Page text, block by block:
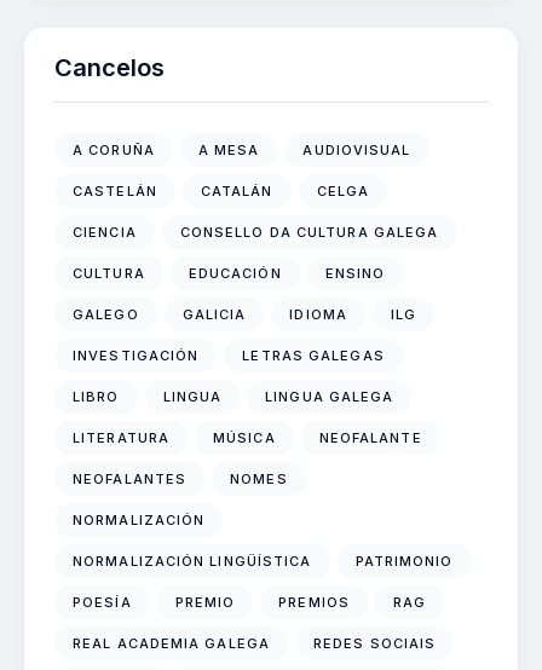
Cancelos
A CORUÑA A MESA AUDIOVISUAL
CASTELÁN CATALÁN CELGA
CIENCIA CONSELLO DA CULTURA GALEGA
CULTURA EDUCACIÓN ENSINO
GALEGO GALICIA IDIOMA ILG
INVESTIGACIÓN LETRAS GALEGAS
LIBRO LINGUA LINGUA GALEGA
LITERATURA MÚSICA NEOFALANTE
NEOFALANTES NOMES
NORMALIZACIÓN
NORMALIZACIÓN LINGÜÍSTICA PATRIMONIO
POESÍA PREMIO PREMIOS RAG
REAL ACADEMIA GALEGA REDES SOCIAIS